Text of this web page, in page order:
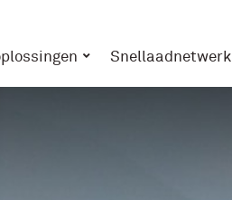
Snellaadnetwerk